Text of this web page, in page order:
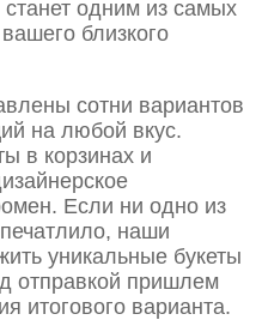
одним из самых
близкого
сотни вариантов
на любой вкус.
в корзинах и
Если ни одно из
наши
уникальные букеты
отправкой пришлем
итогового варианта.